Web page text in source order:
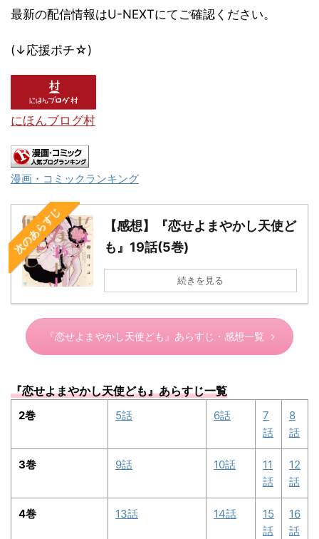
最新の配信情報はU-NEXTにてご確認ください。
(↓応援ポチ☆)
にほんブログ村
漫画・コミックランキング
次のあらすじ
【感想】『恋せよまやかし天使ど
も』19話(5巻)
続きを見る
『恋せよまやかし天使ども』あらすじ・感想一覧
『恋せよまやかし天使ども』あらすじ一覧
2巻 5話 6話
7
話
8
話
3巻 9話 10話
11
話
12
話
4巻 13話 14話
15
話
16
話